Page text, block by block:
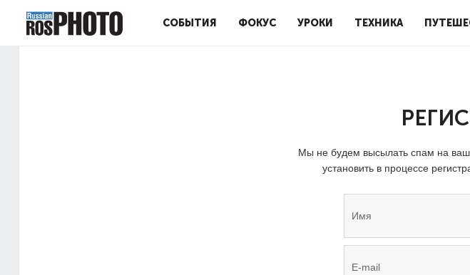
СОБЫТИЯ ФОКУС УРОКИ ТЕХНИКА
Мы не будем высылать спам на
установить в процессе